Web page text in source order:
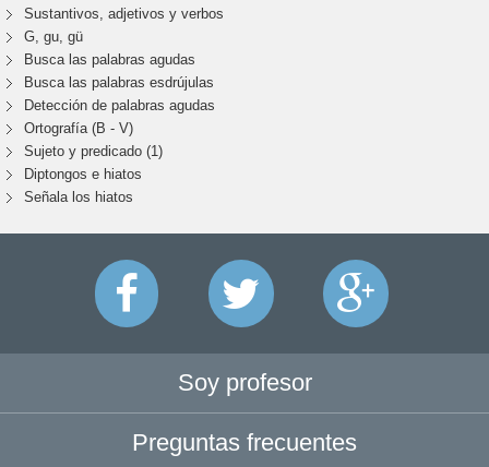
Sustantivos, adjetivos y verbos
G, gu, gü
Busca las palabras agudas
Busca las palabras esdrújulas
Detección de palabras agudas
Ortografía (B - V)
Sujeto y predicado (1)
Diptongos e hiatos
Señala los hiatos
Soy profesor
Preguntas frecuentes